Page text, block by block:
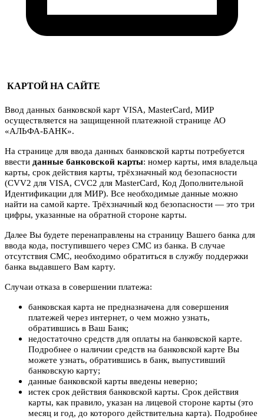
КАРТОЙ НА САЙТЕ
Ввод данных банковской карт VISA, MasterCard, МИР
осуществляется на защищенной платежной странице АО
«АЛЬФА-БАНК».
На странице для ввода данных банковской карты потребуется
ввести данные банковской карты: номер карты, имя владельца
карты, срок действия карты, трёхзначный код безопасности
(CVV2 для VISA, CVC2 для MasterCard, Код Дополнительной
Идентификации для МИР). Все необходимые данные можно
найти на самой карте. Трёхзначный код безопасности — это три
цифры, указанные на обратной стороне карты.
Далее Вы будете перенаправлены на страницу Вашего банка для
ввода кода, поступившего через СМС из банка. В случае
отсутствия СМС, необходимо обратиться в службу поддержки
банка выдавшего Вам карту.
Случаи отказа в совершении платежа:
банковская карта не предназначена для совершения
платежей через интернет, о чем можно узнать,
обратившись в Ваш Банк;
недостаточно средств для оплаты на банковской карте.
Подробнее о наличии средств на банковской карте Вы
можете узнать, обратившись в банк, выпустивший
банковскую карту;
данные банковской карты введены неверно;
истек срок действия банковской карты. Срок действия
карты, как правило, указан на лицевой стороне карты (это
месяц и год, до которого действительна карта). Подробнее